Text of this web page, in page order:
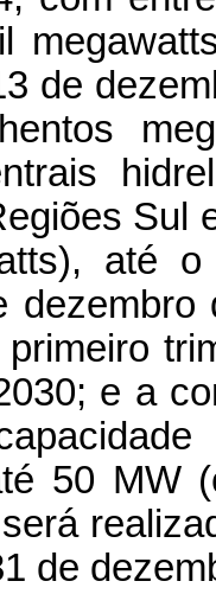
de
Sul
até
e a
50 MW
de